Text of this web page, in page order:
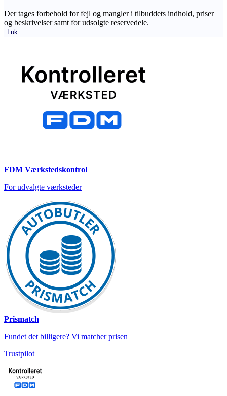
Der tages forbehold for fejl og mangler i tilbuddets indhold, priser
og beskrivelser samt for udsolgte reservedele.
Luk
FDM Værkstedskontrol
For udvalgte værksteder
Prismatch
Fundet det billigere? Vi matcher prisen
Trustpilot